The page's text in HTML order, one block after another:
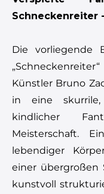
Schneckenreiter
Die vorliegende
Künstler Bruno
in eine
kindlicher
Meisterschaft.
lebendiger
einer übergroßen
kunstvoll